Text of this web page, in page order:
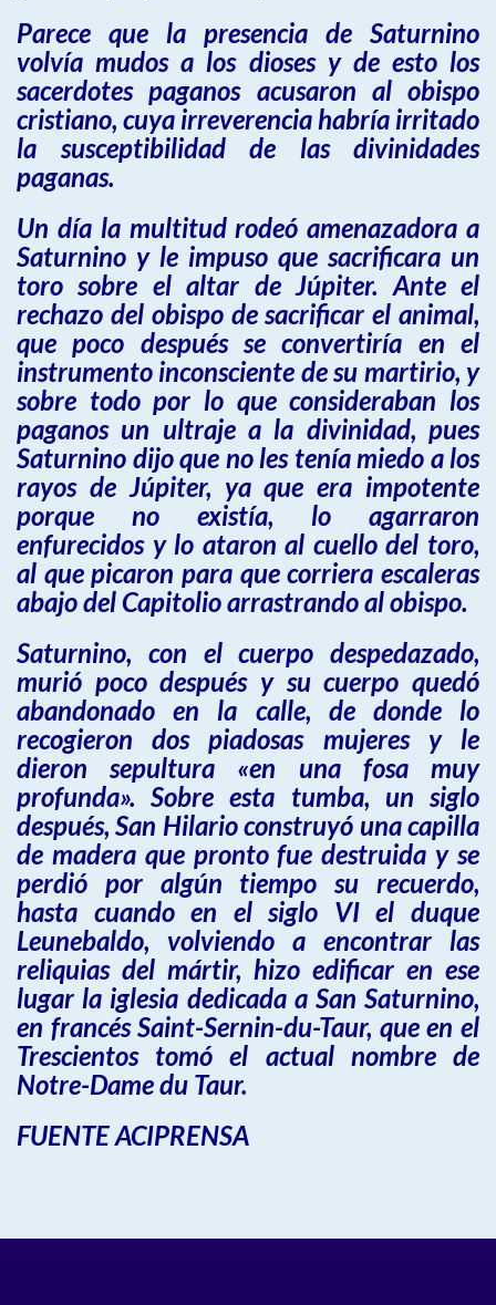
Parece que la presencia de Saturnino
volvía mudos a los dioses y de esto los
sacerdotes paganos acusaron al obispo
cristiano, cuya irreverencia habría irritado
la susceptibilidad de las divinidades
paganas.
Un día la multitud rodeó amenazadora a
Saturnino y le impuso que sacrificara un
toro sobre el altar de Júpiter. Ante el
rechazo del obispo de sacrificar el animal,
que poco después se convertiría en el
instrumento inconsciente de su martirio, y
sobre todo por lo que consideraban los
paganos un ultraje a la divinidad, pues
Saturnino dijo que no les tenía miedo a los
rayos de Júpiter, ya que era impotente
porque no existía, lo agarraron
enfurecidos y lo ataron al cuello del toro,
al que picaron para que corriera escaleras
abajo del Capitolio arrastrando al obispo.
Saturnino, con el cuerpo despedazado,
murió poco después y su cuerpo quedó
abandonado en la calle, de donde lo
recogieron dos piadosas mujeres y le
dieron sepultura «en una fosa muy
profunda». Sobre esta tumba, un siglo
después, San Hilario construyó una capilla
de madera que pronto fue destruida y se
perdió por algún tiempo su recuerdo,
hasta cuando en el siglo VI el duque
Leunebaldo, volviendo a encontrar las
reliquias del mártir, hizo edificar en ese
lugar la iglesia dedicada a San Saturnino,
en francés Saint-Sernin-du-Taur, que en el
Trescientos tomó el actual nombre de
Notre-Dame du Taur.
FUENTE ACIPRENSA